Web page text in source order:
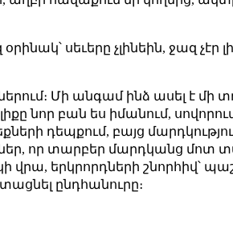
սեւերը չլինեին, ջազ չէր
Մի անգամ ինձ ասել է մի
նոր բան ես իմանում,
դեպքում, բայց
որ տարբեր մարդկանց մոտ
վրա, երկրորդների շնորհիվ՝
ընդհանուրը։